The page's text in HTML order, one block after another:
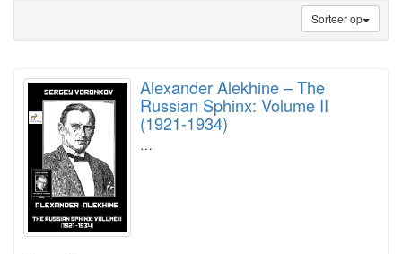
Sorteer op
Alexander Alekhine – The
Russian Sphinx: Volume II
(1921-1934)
…